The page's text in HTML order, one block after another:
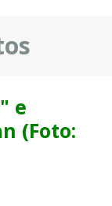
e
(Foto: